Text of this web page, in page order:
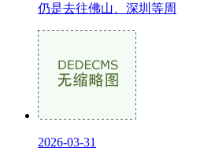
仍是去往佛山、深圳等周
2026-03-31